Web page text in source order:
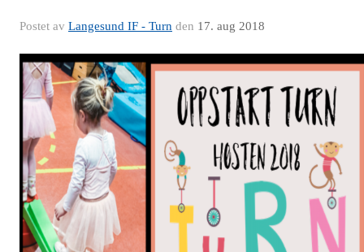
Postet av Langesund IF - Turn den 17. aug 2018